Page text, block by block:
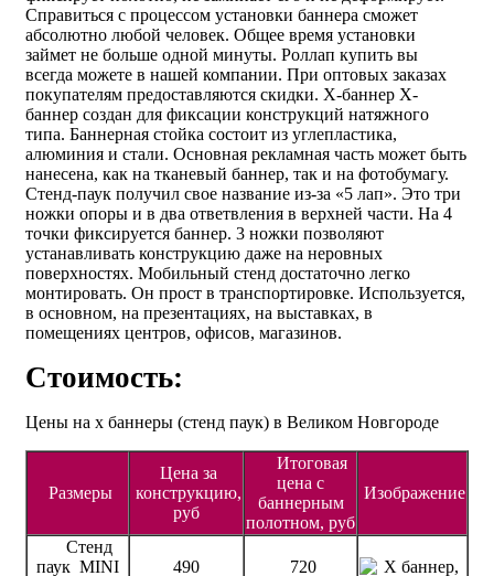
Справиться с процессом установки баннера сможет
абсолютно любой человек. Общее время установки
займет не больше одной минуты. Роллап купить вы
всегда можете в нашей компании. При оптовых заказах
покупателям предоставляются скидки. Х-баннер Х-
баннер создан для фиксации конструкций натяжного
типа. Баннерная стойка состоит из углепластика,
алюминия и стали. Основная рекламная часть может быть
нанесена, как на тканевый баннер, так и на фотобумагу.
Стенд-паук получил свое название из-за «5 лап». Это три
ножки опоры и в два ответвления в верхней части. На 4
точки фиксируется баннер. 3 ножки позволяют
устанавливать конструкцию даже на неровных
поверхностях. Мобильный стенд достаточно легко
монтировать. Он прост в транспортировке. Используется,
в основном, на презентациях, на выставках, в
помещениях центров, офисов, магазинов.
Стоимость:
Цены на х баннеры (стенд паук) в Великом Новгороде
Размеры
Цена за
конструкцию,
руб
Итоговая
цена с
баннерным
полотном, руб
Изображение
Стенд
паук MINI
490 720